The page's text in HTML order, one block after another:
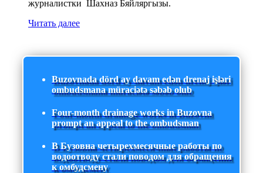
журналистки Шахназ Бяйляргызы.
Читать далее
Buzovnada dörd ay davam edən drenaj işləri
ombudsmana müraciətə səbəb olub
Four-month drainage works in Buzovna
prompt an appeal to the ombudsman
В Бузовна четырехмесячные работы по
водоотводу стали поводом для обращения
к омбудсмену